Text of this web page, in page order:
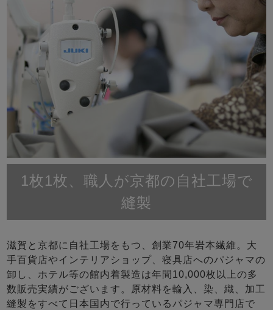
1枚1枚、職人が京都の自社工場で
縫製
滋賀と京都に自社工場をもつ、創業70年岩本繊維。大
手百貨店やインテリアショップ、寝具店へのパジャマの
卸し、ホテル等の館内着製造は年間10,000枚以上の多
数販売実績がございます。原材料を輸入、染、織、加工
縫製をすべて日本国内で行っているパジャマ専門店で